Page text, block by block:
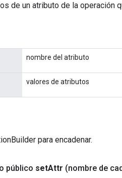
de un atributo de la operación
nombre del atributo
valores de atributos
para encadenar.
público setAttr (nombre de